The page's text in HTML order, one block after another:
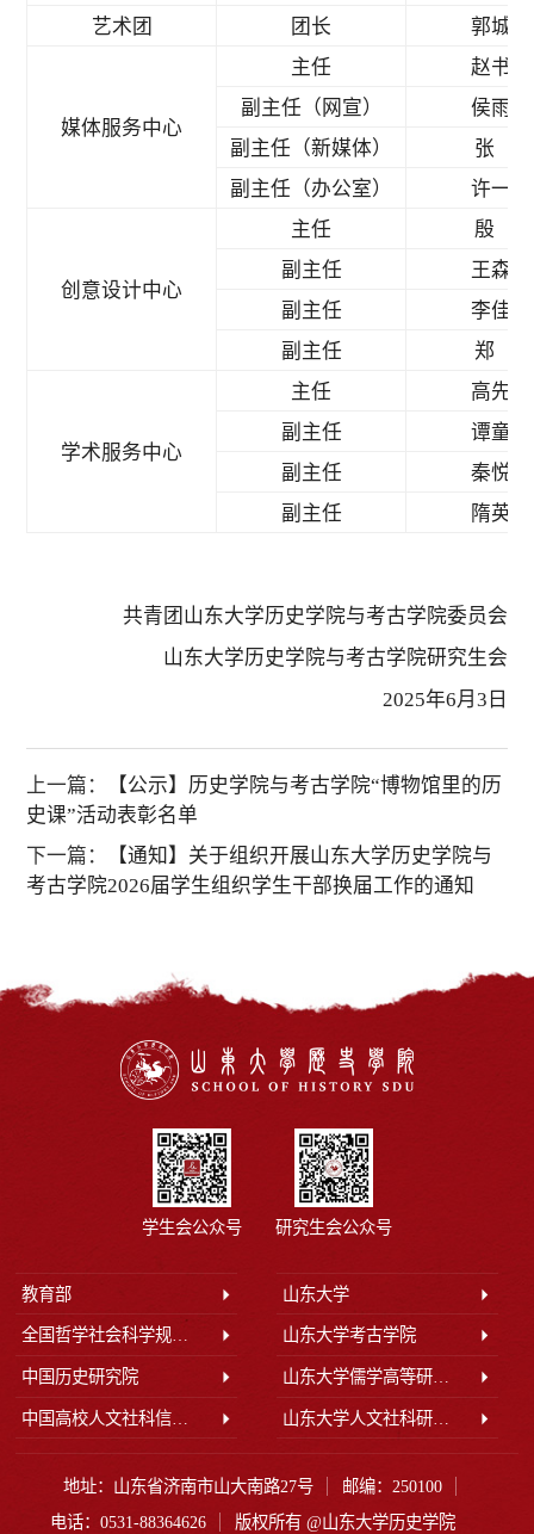
艺术团
团长 郭城杰
媒体服务中心
主任
赵书雨
副主任（网宣）
侯雨佳
副主任（新媒体）
张 蔚
副主任（办公室）
许一森
创意设计中心
主任
殷 悦
副主任
王森韬
副主任
李佳妮
副主任
郑 瑜
学术服务中心
主任
高先萌
副主任
谭童予
副主任
秦悦欣
副主任
隋英杰
共青团山东大学历史学院与考古学院委员会
山东大学历史学院与考古学院研究生会
2025年6月3日
上一篇：
【公示】历史学院与考古学院“博物馆里的历
史课”活动表彰名单
下一篇：
【通知】关于组织开展山东大学历史学院与
考古学院2026届学生组织学生干部换届工作的通知
学生会公众号 研究生会公众号
教育部 山东大学
全国哲学社会科学规划办公室 山东大学考古学院
中国历史研究院 山东大学儒学高等研究院
中国高校人文社科信息网 山东大学人文社科研究院
地址：山东省济南市山大南路27号
邮编：250100
电话：0531-88364626
版权所有 @山东大学历史学院